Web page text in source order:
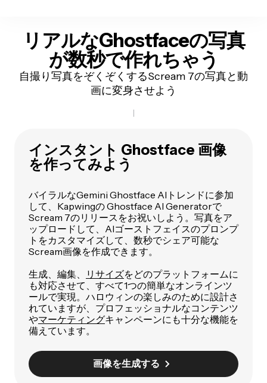
リアルなGhostfaceの写真
が数秒で作れちゃう
自撮り写真をぞくぞくするScream 7の写真と動
画に変身させよう
インスタント Ghostface 画像
を作ってみよう
バイラルなGemini Ghostface AIトレンドに参加
して、Kapwingの Ghostface AI Generatorで
Scream 7のリリースをお祝いしよう。写真をア
ップロードして、AIゴーストフェイスのプロンプ
トをカスタマイズして、数秒でシェア可能な
Scream画像を作成できます。
生成、編集、
リサイズをどのプラットフォームに
も対応させて、すべて1つの簡単なオンラインツ
ールで実現。ハロウィンの楽しみのために設計さ
れていますが、プロフェッショナルなコンテンツ
やマーケティングキャンペーンにも十分な機能を
備えています。
画像を生成する